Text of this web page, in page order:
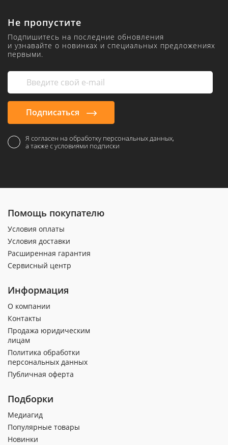
Не пропустите
Подпишитесь на последние обновления
и узнавайте о новинках и специальных предложениях
первыми.
Подписаться
Я согласен на обработку персональных данных,
а также с условиями подписки
Помощь покупателю
Условия оплаты
Условия доставки
Расширенная гарантия
Сервисный центр
Информация
О компании
Контакты
Продажа юридическим
лицам
Политика обработки
персональных данных
Публичная оферта
Подборки
Медиагид
Популярные товары
Новинки